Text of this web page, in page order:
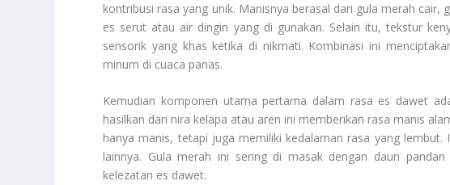
kontribusi rasa yang unik. Manisnya berasal dari gula merah cair,
es serut atau air dingin yang di gunakan. Selain itu, tekstur
sensorik yang khas ketika di nikmati. Kombinasi ini
minum di cuaca panas.
Kemudian komponen utama pertama dalam rasa es dawet
hasilkan dari nira kelapa atau aren ini memberikan rasa manis
hanya manis, tetapi juga memiliki kedalaman rasa yang
lainnya. Gula merah ini sering di masak dengan daun
kelezatan es dawet.